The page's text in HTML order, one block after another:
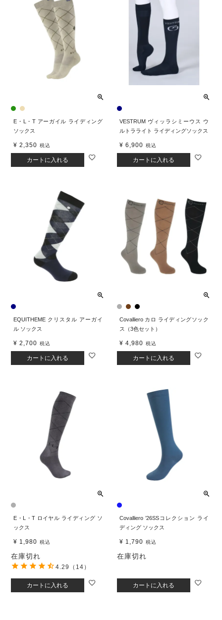
E・L・T アーガイル ライディング
ソックス
¥ 2,350 税込
カートに入れる
VESTRUM ヴィッラシミーウス ウ
ルトラライト ライディングソックス
¥ 6,900 税込
カートに入れる
EQUITHEME クリスタル アーガイ
ル ソックス
¥ 2,700 税込
カートに入れる
Covalliero カロ ライディングソック
ス（3色セット）
¥ 4,980 税込
カートに入れる
E・L・T ロイヤル ライディング ソ
ックス
¥ 1,980 税込
在庫切れ
カートに入れる
4.29 （14）
Covalliero ’26SSコレクション ライ
ディング ソックス
¥ 1,790 税込
在庫切れ
カートに入れる